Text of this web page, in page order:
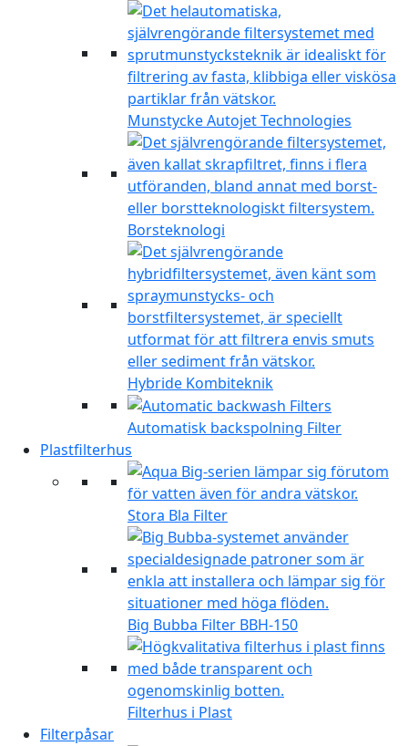
Munstycke Autojet Technologies
Borsteknologi
Hybride Kombiteknik
Automatisk backspolning Filter
Plastfilterhus
Stora Bla Filter
Big Bubba Filter BBH-150
Filterhus i Plast
Filterpåsar